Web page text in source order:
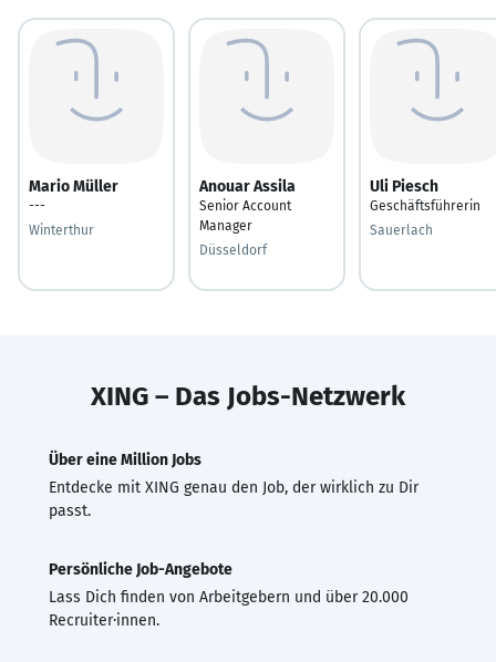
Mario Müller
---
Winterthur
Anouar Assila
Senior Account
Manager
Düsseldorf
Uli Piesch
Geschäftsführerin
Sauerlach
XING – Das Jobs-Netzwerk
Über eine Million Jobs
Entdecke mit XING genau den Job, der wirklich zu Dir
passt.
Persönliche Job-Angebote
Lass Dich finden von Arbeitgebern und über 20.000
Recruiter·innen.